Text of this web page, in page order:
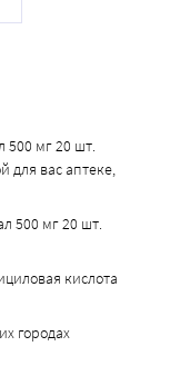
500 мг 20 шт.
для вас аптеке,
500 мг 20 шт.
кислота
городах